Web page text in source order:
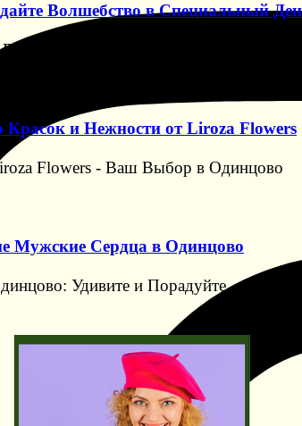
Волшебство в Специальный
и Роскошь в Каждом Цветке
и Нежности от Liroza Flowers
Flowers - Ваш Выбор в Одинцово
Мужские Сердца в Одинцово
Удивите и Порадуйте